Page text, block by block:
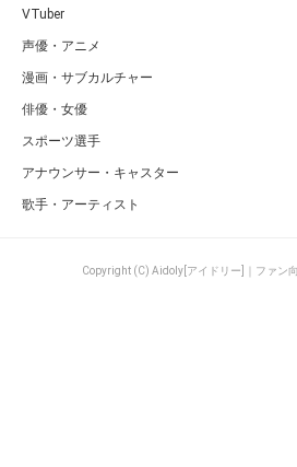
VTuber
声優・アニメ
漫画・サブカルチャー
俳優・女優
スポーツ選手
アナウンサー・キャスター
歌手・アーティスト
Copyright (C) Aidoly[アイドリー]｜ファン